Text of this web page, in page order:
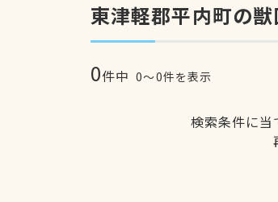
東津軽郡平内町の
0件中 0〜0件を表示
検索条件に当